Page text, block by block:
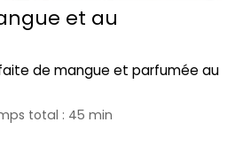
et au
de mangue et parfumée au
total : 45 min